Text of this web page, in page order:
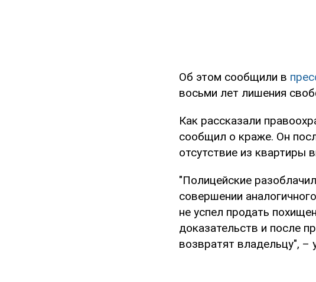
Об этом сообщили в
восьми лет лишения
Как рассказали
сообщил о краже. Он
отсутствие из квартиры
"Полицейские
совершении
не успел продать
доказательств и после
возвратят владельцу", –